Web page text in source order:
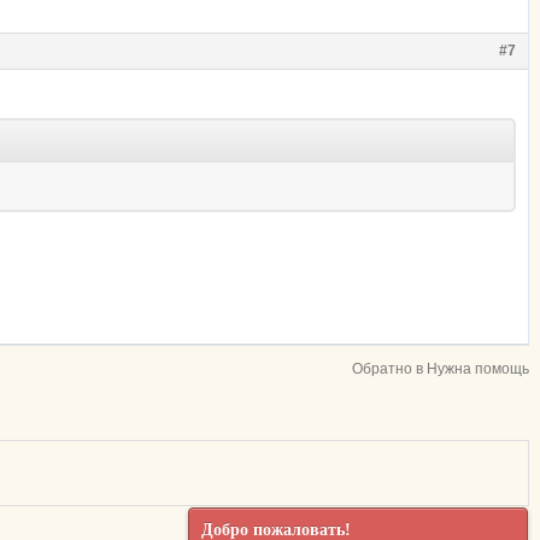
#7
Обратно в Нужна помощь
Добро пожаловать!